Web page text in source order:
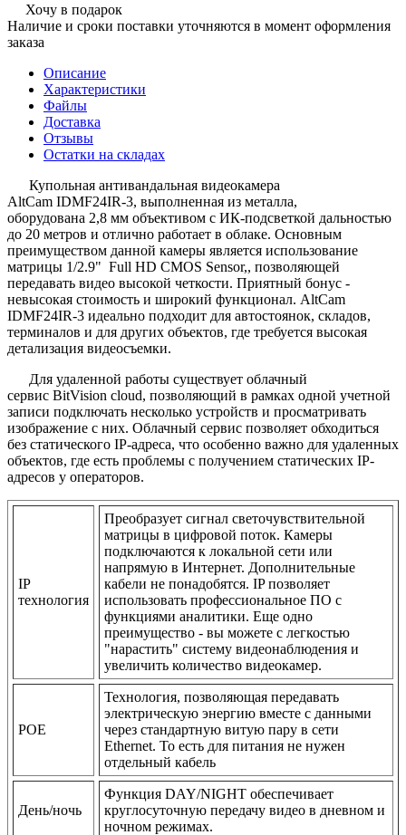
Хочу в подарок
Наличие и сроки поставки уточняются в момент оформления
заказа
Описание
Характеристики
Файлы
Доставка
Отзывы
Остатки на складах
Купольная антивандальная видеокамера
AltCam IDMF24IR-3, выполненная из металла,
оборудована 2,8 мм объективом с ИК-подсветкой дальностью
до 20 метров и отлично работает в облаке. Основным
преимуществом данной камеры является использование
матрицы 1/2.9" Full HD CMOS Sensor,, позволяющей
передавать видео высокой четкости. Приятный бонус -
невысокая стоимость и широкий функционал. AltCam
IDMF24IR-3 идеально подходит для автостоянок, складов,
терминалов и для других объектов, где требуется высокая
детализация видеосъемки.
Для удаленной работы существует облачный
сервис BitVision cloud, позволяющий в рамках одной учетной
записи подключать несколько устройств и просматривать
изображение с них. Облачный сервис позволяет обходиться
без статического IP-адреса, что особенно важно для удаленных
объектов, где есть проблемы с получением статических IP-
адресов у операторов.
IP
технология
Преобразует сигнал светочувствительной
матрицы в цифровой поток. Камеры
подключаются к локальной сети или
напрямую в Интернет. Дополнительные
кабели не понадобятся. IP позволяет
использовать профессиональное ПО с
функциями аналитики. Еще одно
преимущество - вы можете с легкостью
"нарастить" систему видеонаблюдения и
увеличить количество видеокамер.
POE
Технология, позволяющая передавать
электрическую энергию вместе с данными
через стандартную витую пару в сети
Ethernet. То есть для питания не нужен
отдельный кабель
День/ночь
Функция DAY/NIGHT обеспечивает
круглосуточную передачу видео в дневном и
ночном режимах.